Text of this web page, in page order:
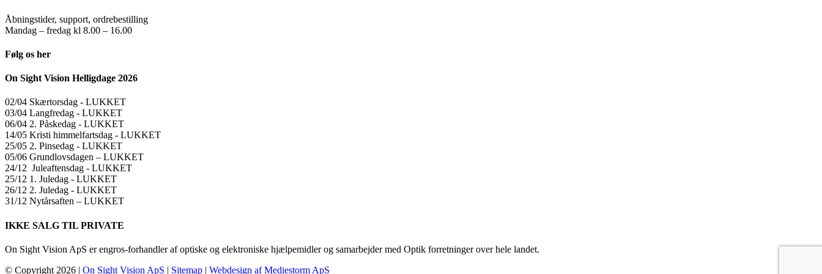
Åbningstider, support, ordrebestilling
Mandag – fredag kl 8.00 – 16.00
Følg os her
On Sight Vision Helligdage 2026
02/04 Skærtorsdag ​​- LUKKET
03/04 Langfredag ​​- LUKKET
06/04 2. Påskedag ​​- LUKKET
14/05 Kristi himmelfartsdag ​​- LUKKET
25/05 2. Pinsedag ​​- LUKKET
05/06 Grundlovsdagen – LUKKET
24/12 Juleaftensdag ​​- LUKKET
25/12 1. Juledag ​​- LUKKET
26/12 2. Juledag ​​- LUKKET
31/12 Nytårsaften – LUKKET
IKKE SALG TIL PRIVATE
On Sight Vision ApS er engros-forhandler af optiske og elektroniske hjælpemidler og samarbejder med Optik forretninger over hele landet.
© Copyright 2026 | On Sight Vision ApS | Sitemap | Webdesign af Mediestorm ApS